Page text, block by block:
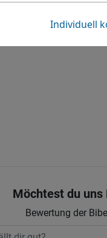
Möchtest du uns
Bewertung der